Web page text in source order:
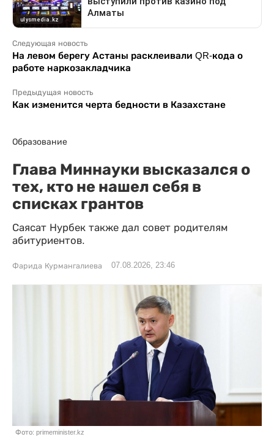
Следующая новость
На левом берегу Астаны расклеивали QR-кода о
работе наркозакладчика
Предыдущая новость
Как изменится черта бедности в Казахстане
Образование
Глава Миннауки высказался о
тех, кто не нашел себя в
списках грантов
Саясат Нурбек также дал совет родителям
абитуриентов.
Фарида Курмангалиева 07.08.2026, 23:46
Фото: primeminister.kz